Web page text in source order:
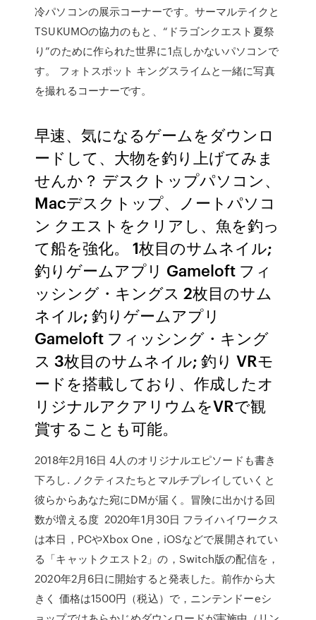
冷パソコンの展示コーナーです。サーマルテイクと
TSUKUMOの協力のもと、“ドラゴンクエスト夏祭
り”のために作られた世界に1点しかないパソコンで
す。 フォトスポット キングスライムと一緒に写真
を撮れるコーナーです。
早速、気になるゲームをダウンロ
ードして、大物を釣り上げてみま
せんか？ デスクトップパソコン、
Macデスクトップ、ノートパソコ
ン クエストをクリアし、魚を釣っ
て船を強化。 1枚目のサムネイル;
釣りゲームアプリ Gameloft フィ
ッシング・キングス 2枚目のサム
ネイル; 釣りゲームアプリ
Gameloft フィッシング・キング
ス 3枚目のサムネイル; 釣り VRモ
ードを搭載しており、作成したオ
リジナルアクアリウムをVRで観
賞することも可能。
2018年2月16日 4人のオリジナルエピソードも書き
下ろし. ノクティスたちとマルチプレイしていくと
彼らからあなた宛にDMが届く。冒険に出かける回
数が増える度 2020年1月30日 フライハイワークス
は本日，PCやXbox One，iOSなどで展開されてい
る「キャットクエスト2」の，Switch版の配信を，
2020年2月6日に開始すると発表した。前作から大
きく 価格は1500円（税込）で，ニンテンドーeシ